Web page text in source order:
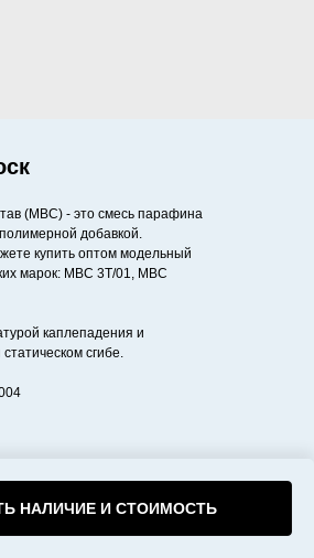
НАЛИЧИЕ И СТОИМОСТЬ
(МВС) - это смесь парафина
добавкой.
купить оптом модельный
марок: МВС 3Т/01, МВС
каплепадения и
сгибе.